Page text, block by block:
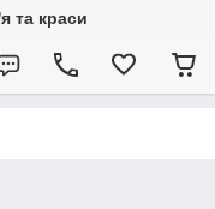
та краси